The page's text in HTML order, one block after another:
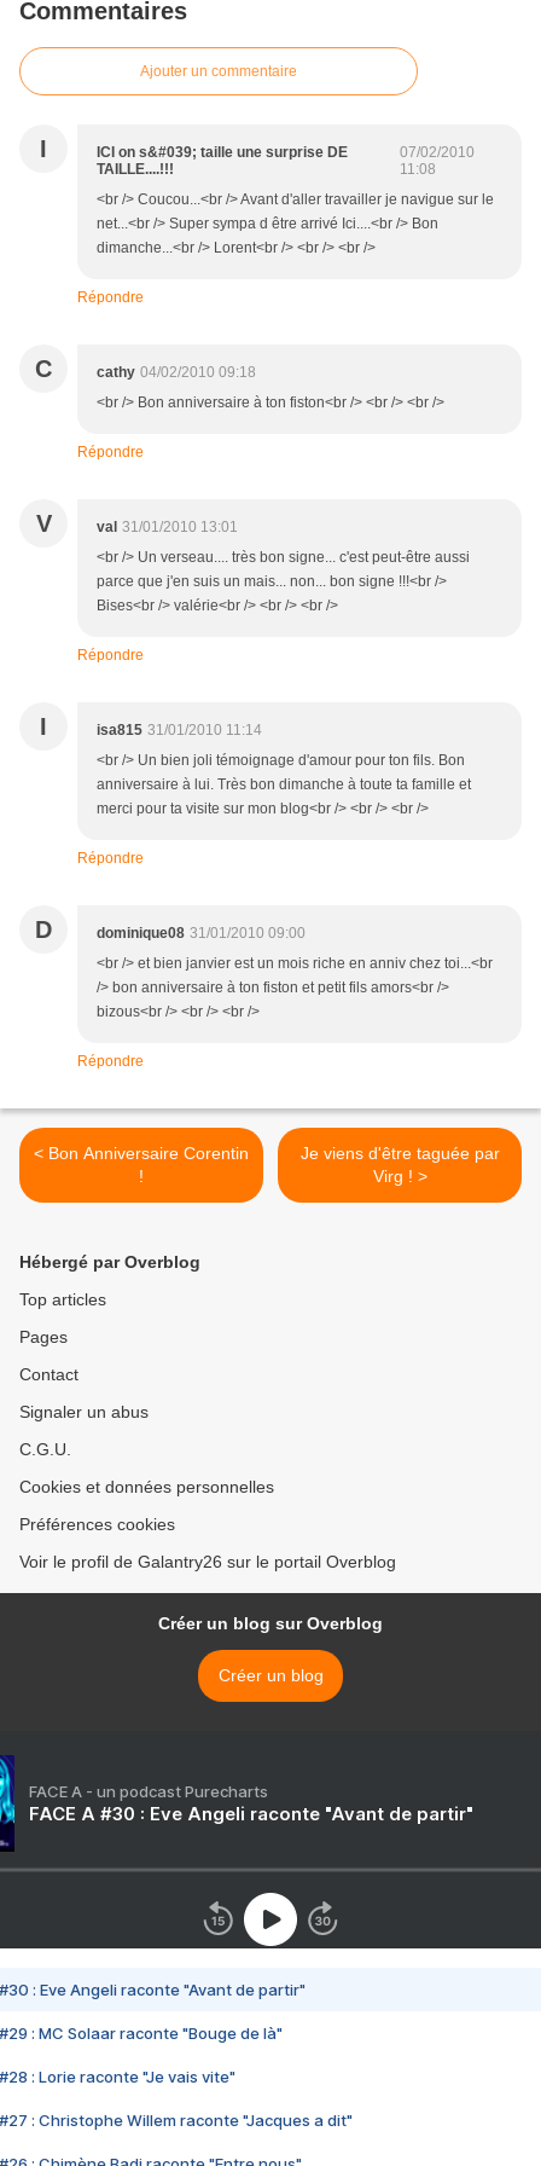
Commentaires
Ajouter un commentaire
I
ICI on s&#039; taille une surprise DE
TAILLE....!!!
07/02/2010
11:08
<br /> Coucou...<br /> Avant d'aller travailler je navigue sur le
net...<br /> Super sympa d être arrivé Ici....<br /> Bon
dimanche...<br /> Lorent<br /> <br /> <br />
Répondre
C cathy 04/02/2010 09:18
<br /> Bon anniversaire à ton fiston<br /> <br /> <br />
Répondre
V val 31/01/2010 13:01
<br /> Un verseau.... très bon signe... c'est peut-être aussi
parce que j'en suis un mais... non... bon signe !!!<br />
Bises<br /> valérie<br /> <br /> <br />
Répondre
I isa815 31/01/2010 11:14
<br /> Un bien joli témoignage d'amour pour ton fils. Bon
anniversaire à lui. Très bon dimanche à toute ta famille et
merci pour ta visite sur mon blog<br /> <br /> <br />
Répondre
D dominique08 31/01/2010 09:00
<br /> et bien janvier est un mois riche en anniv chez toi...<br
/> bon anniversaire à ton fiston et petit fils amors<br />
bizous<br /> <br /> <br />
Répondre
< Bon Anniversaire Corentin
!
Je viens d'être taguée par
Virg ! >
Hébergé par Overblog
Top articles
Pages
Contact
Signaler un abus
C.G.U.
Cookies et données personnelles
Préférences cookies
Voir le profil de Galantry26 sur le portail Overblog
Créer un blog sur Overblog
Créer un blog
FACE A - un podcast Purecharts
FACE A #30 : Eve Angeli raconte "Avant de partir"
#30 : Eve Angeli raconte "Avant de partir"
#29 : MC Solaar raconte "Bouge de là"
#28 : Lorie raconte "Je vais vite"
#27 : Christophe Willem raconte "Jacques a dit"